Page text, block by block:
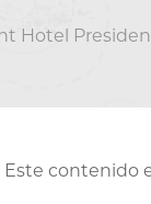
Hotel
Este contenido